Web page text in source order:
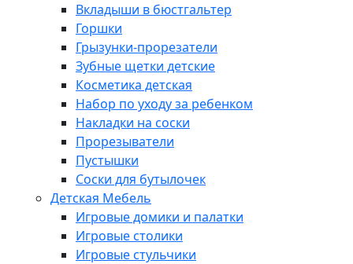
Вкладыши в бюстгальтер
Горшки
Грызунки-прорезатели
Зубные щетки детские
Косметика детская
Набор по уходу за ребенком
Накладки на соски
Прорезыватели
Пустышки
Соски для бутылочек
Детская Мебель
Игровые домики и палатки
Игровые столики
Игровые стульчики